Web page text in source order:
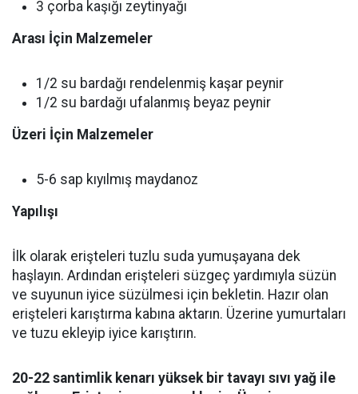
3 çorba kaşığı zeytinyağı
Arası İçin Malzemeler
1/2 su bardağı rendelenmiş kaşar peynir
1/2 su bardağı ufalanmış beyaz peynir
Üzeri İçin Malzemeler
5-6 sap kıyılmış maydanoz
Yapılışı
İlk olarak erişteleri tuzlu suda yumuşayana dek
haşlayın. Ardından erişteleri süzgeç yardımıyla süzün
ve suyunun iyice süzülmesi için bekletin. Hazır olan
erişteleri karıştırma kabına aktarın. Üzerine yumurtaları
ve tuzu ekleyip iyice karıştırın.
20-22 santimlik kenarı yüksek bir tavayı sıvı yağ ile